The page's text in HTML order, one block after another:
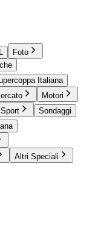
Foto
Italiana
Motori
Sondaggi
Altri Speciali